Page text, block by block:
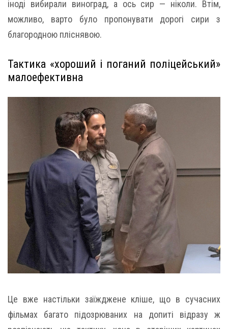
іноді вибирали виноград, а ось сир — ніколи. Втім,
можливо, варто було пропонувати дорогі сири з
благородною пліснявою.
Тактика «хороший і поганий поліцейський»
малоефективна
Це вже настільки заїжджене кліше, що в сучасних
фільмах багато підозрюваних на допиті відразу ж